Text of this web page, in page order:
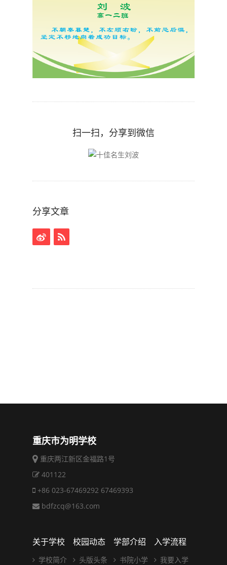
扫一扫，分享到微信
分享文章
重庆市为明学校
重庆两江新区金福路1号
401122
+86 023-67469292 67469393
bdfzcq@163.com
关于学校
学校简介
校园动态
头版头条
学部介绍
书院小学
入学流程
我要入学